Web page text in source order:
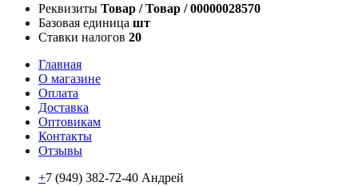
Реквизиты Товар / Товар / 00000028570
Базовая единица шт
Ставки налогов 20
Главная
О магазине
Оплата
Доставка
Оптовикам
Контакты
Отзывы
+7 (949) 382-72-40 Андрей